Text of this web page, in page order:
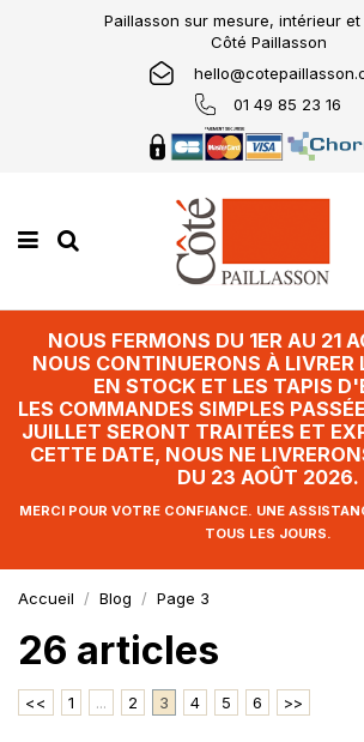
Paillasson sur mesure, intérieur
Côté Paillasson
01 49 85 23 16
NOUS FERMONS DU 1ER AU 21
NOUS CONTINUERONS À LIVRER
EN STOCK ET LES TAPIS
LES COMMANDES SIMPLES
JUILLET SERONT TRAITÉES ET
CETTE DATE, NOUS NE
DU 23 AOÛT 2026.
MERCI POUR VOTRE CONFIANCE. UNE
TOUS LES JOURS.
Accueil Blog Page 3
26 articles
<< 1 ... 2 3 4 5 6 >>